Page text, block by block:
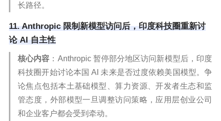
长路径。
11. Anthropic 限制新模型访问后，印度科技圈重新讨
论 AI 自主性
核心内容 ：Anthropic 暂停部分地区访问新模型后，印度
科技圈开始讨论本国 AI 未来是否过度依赖美国模型。争
论焦点包括本土基础模型、算力资源、开发者生态和监
管态度，外部模型一旦调整访问策略，应用层创业公司
和企业客户都会受到牵动。